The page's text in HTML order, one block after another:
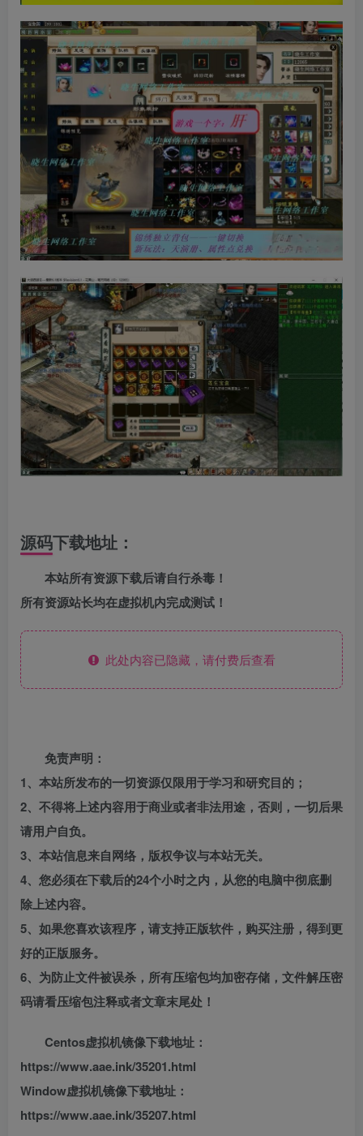
源码下载地址：
本站所有资源下载后请自行杀毒！
所有资源站长均在虚拟机内完成测试！
此处内容已隐藏，请付费后查看
免责声明：
1、本站所发布的一切资源仅限用于学习和研究目的；
2、不得将上述内容用于商业或者非法用途，否则，一切后果
请用户自负。
3、本站信息来自网络，版权争议与本站无关。
4、您必须在下载后的24个小时之内，从您的电脑中彻底删
除上述内容。
5、如果您喜欢该程序，请支持正版软件，购买注册，得到更
好的正版服务。
6、为防止文件被误杀，所有压缩包均加密存储，文件解压密
码请看压缩包注释或者文章末尾处！
Centos虚拟机镜像下载地址：
https://www.aae.ink/35201.html
Window虚拟机镜像下载地址：
https://www.aae.ink/35207.html